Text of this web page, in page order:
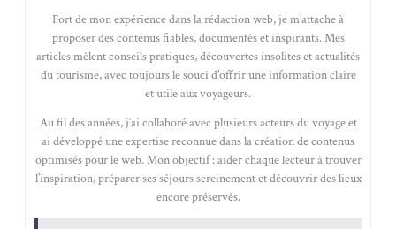
Fort de mon expérience dans la rédaction web, je m’attache à
proposer des contenus fiables, documentés et inspirants. Mes
articles mêlent conseils pratiques, découvertes insolites et actualités
du tourisme, avec toujours le souci d’offrir une information claire
et utile aux voyageurs.
Au fil des années, j’ai collaboré avec plusieurs acteurs du voyage et
ai développé une expertise reconnue dans la création de contenus
optimisés pour le web. Mon objectif : aider chaque lecteur à trouver
l’inspiration, préparer ses séjours sereinement et découvrir des lieux
encore préservés.